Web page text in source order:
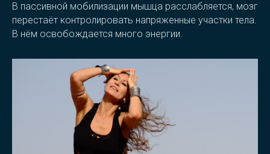
В пассивной мобилизации мышца расслабляется, мозг
перестаёт контролировать напряженные участки тела.
В нём освобождается много энергии.